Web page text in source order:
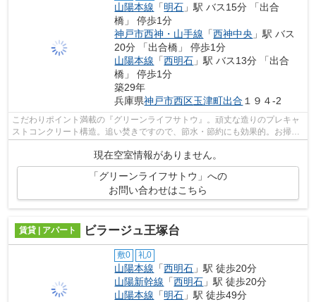
山陽本線 「明石 」駅 バス15分 「出合
橋」 停歩1分
神戸市西神・山手線 「西神中央 」駅 バス
20分 「出合橋」 停歩1分
山陽本線 「西明石 」駅 バス13分 「出合
橋」 停歩1分
築29年
兵庫県神戸市西区玉津町出合 １９４-2
こだわりポイント満載の『グリーンライフサトウ』。頑丈な造りのプレキャ
ストコンクリート構造。追い焚きですので、節水・節約にも効果的。お掃除
も快適な、バストイレ別の物件となっ...
現在空室情報がありません。
「グリーンライフサトウ」への
お問い合わせはこちら
賃貸 | アパート ビラージュ王塚台
敷0 礼0
山陽本線 「西明石 」駅 徒歩20分
山陽新幹線 「西明石 」駅 徒歩20分
山陽本線 「明石 」駅 徒歩49分